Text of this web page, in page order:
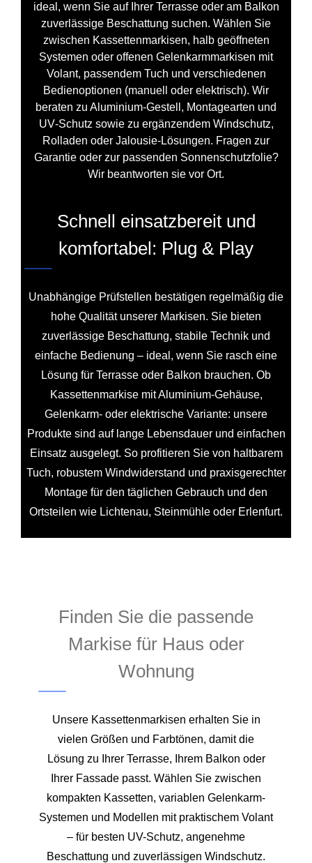
ideal, wenn Sie auf Ihrer Terrasse oder am Balkon
zuverlässige Beschattung suchen. Wählen Sie
zwischen Kassettenmarkisen, halb geöffneten
Systemen oder offenen Gelenkarmmarkisen mit
Volant, passendem Tuch und verschiedenen
Bedienoptionen (manuell oder elektrisch). Wir
beraten zu Aluminium‑Gestell, Montagearten und
UV‑Schutz sowie zu ergänzendem Windschutz,
Rolladen oder Jalousie‑Lösungen. Fragen zur
Garantie oder zur passenden Sonnenschutzfolie?
Wir beantworten sie vor Ort.
Schnell einsatzbereit und
komfortabel: Plug & Play
Unabhängige Prüfstellen bestätigen regelmäßig die
hohe Qualität unserer Markisen. Sie bieten
zuverlässige Beschattung, stabile Technik und
einfache Bedienung – ideal, wenn Sie rasch eine
Lösung für Terrasse oder Balkon brauchen. Ob
Kassettenmarkise mit Aluminium-Gehäuse,
Gelenkarm- oder elektrische Variante: unsere
Produkte sind auf lange Lebensdauer und einfachen
Einsatz ausgelegt. So profitieren Sie von haltbarem
Tuch, robustem Windwiderstand und praxisgerechter
Montage für den täglichen Gebrauch und den
Ortsteilen wie Lichtenau, Steinmühle oder Erlenfurt.
Finden Sie die passende
Markise für Haus oder
Wohnung
Unsere Kassettenmarkisen erhalten Sie in
vielen Größen und Farbtönen, damit die
Lösung zu Ihrer Terrasse, Ihrem Balkon oder
Ihrer Fassade passt. Wählen Sie zwischen
kompakten Kassetten, variablen Gelenkarm-
Systemen und Modellen mit praktischem Volant
– für besten UV-Schutz, angenehme
Beschattung und zuverlässigen Windschutz.